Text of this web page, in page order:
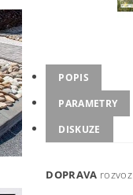
POPIS
PARAMETRY
DISKUZE
DOPRAVA